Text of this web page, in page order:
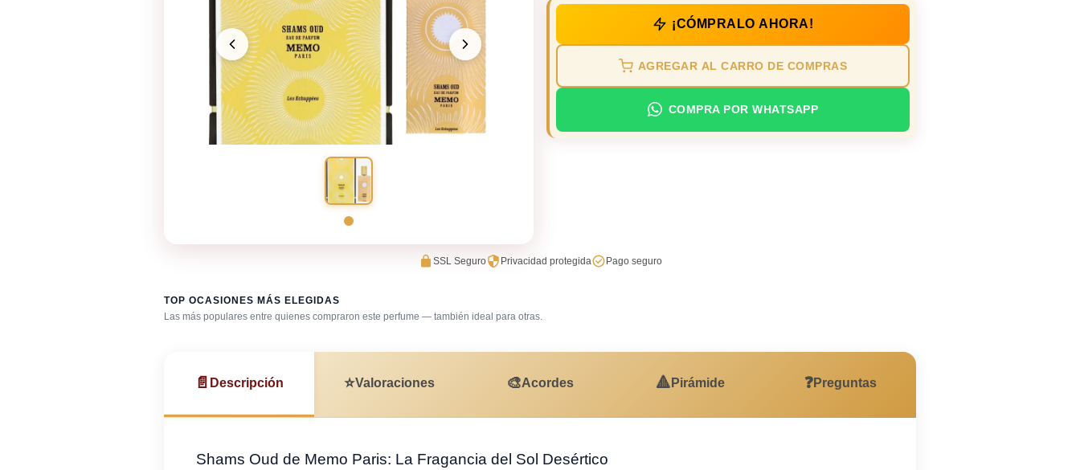
¡CÓMPRALO AHORA!
AGREGAR AL CARRO DE COMPRAS
COMPRA POR WHATSAPP
SSL Seguro Privacidad protegida Pago seguro
TOP OCASIONES MÁS ELEGIDAS
Las más populares entre quienes compraron este perfume — también ideal para otras.
Bar / cocteles Gala / cena de gala
📄 Descripción ⭐Valoraciones 🎨Acordes 🔺 Pirámide ❓Preguntas
Shams Oud de Memo Paris: La Fragancia del Sol Desértico